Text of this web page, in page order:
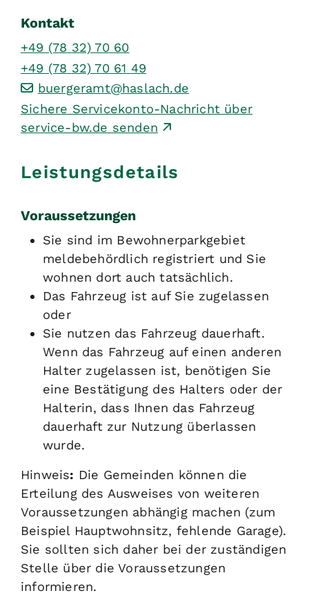
Kontakt
+49 (78 32) 70 60
+49 (78 32) 70 61 49
buergeramt@haslach.de
Sichere Servicekonto-Nachricht über
service-bw.de senden
Leistungsdetails
Voraussetzungen
Sie sind im Bewohnerparkgebiet
meldebehördlich registriert und Sie
wohnen dort auch tatsächlich.
Das Fahrzeug ist auf Sie zugelassen
oder
Sie nutzen das Fahrzeug dauerhaft.
Wenn das Fahrzeug auf einen anderen
Halter zugelassen ist, benötigen Sie
eine Bestätigung des Halters oder der
Halterin, dass Ihnen das Fahrzeug
dauerhaft zur Nutzung überlassen
wurde.
Hinweis: Die Gemeinden können die
Erteilung des Ausweises von weiteren
Voraussetzungen abhängig machen (zum
Beispiel Hauptwohnsitz, fehlende Garage).
Sie sollten sich daher bei der zuständigen
Stelle über die Voraussetzungen
informieren.